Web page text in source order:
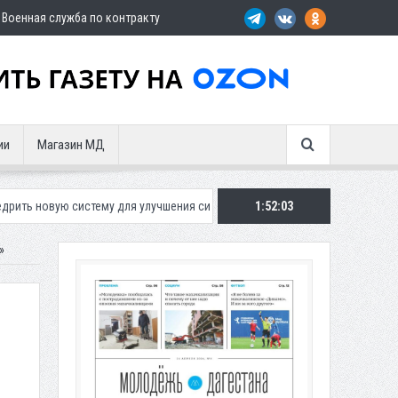
Военная служба по контракту
Магазин МД
для улучшения ситуации с парковками Махачкалинское
1:52:04